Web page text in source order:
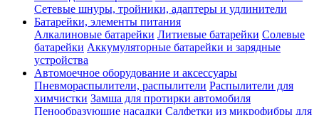
Сетевые шнуры, тройники, адаптеры и удлинители
Батарейки, элементы питания
Алкалиновые батарейки Литиевые батарейки Солевые
батарейки Аккумуляторные батарейки и зарядные
устройства
Автомоечное оборудование и аксессуары
Пневмораспылители, распылители Распылители для
химчистки Замша для протирки автомобиля
Пенообразующие насадки Салфетки из микрофибры для